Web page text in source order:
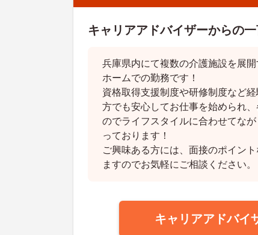
キャリアアドバイザーからの
兵庫県内にて複数の介護施設を展
ホームでの勤務です！
資格取得支援制度や研修制度など
方でも安心してお仕事を始められ
のでライフスタイルに合わせてな
っております！
ご興味ある方には、面接のポイン
ますのでお気軽にご相談ください。
キャリアアドバイ